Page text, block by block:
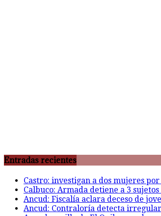
Entradas recientes
Castro: investigan a dos mujeres
Calbuco: Armada detiene a 3
Ancud: Fiscalía aclara deceso de
Ancud: Contraloría detecta